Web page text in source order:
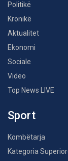
Politikë
Kronikë
Aktualitet
Ekonomi
Sociale
Video
Top News LIVE
Sport
Kombëtarja
Kategoria